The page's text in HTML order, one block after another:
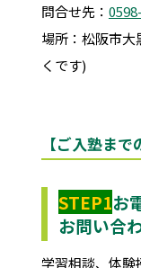
問合せ先：
場所：松阪市
くです)
【ご入塾まで
STEP1お
お問い合
学習相談、体験